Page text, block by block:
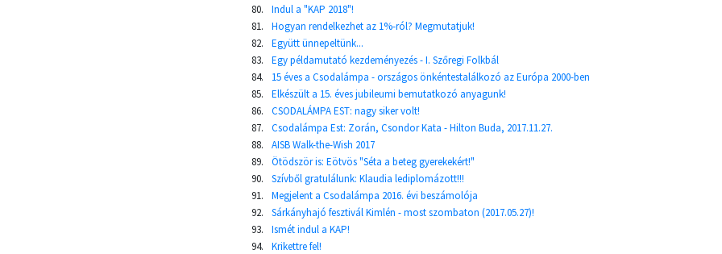
80.
Indul a "KAP 2018"!
81.
Hogyan rendelkezhet az 1%-ról? Megmutatjuk!
82.
Együtt ünnepeltünk...
83.
Egy példamutató kezdeményezés - I. Szőregi Folkbál
84.
15 éves a Csodalámpa - országos önkéntestalálkozó az Európa 2000-ben
85.
Elkészült a 15. éves jubileumi bemutatkozó anyagunk!
86.
CSODALÁMPA EST: nagy siker volt!
87.
Csodalámpa Est: Zorán, Csondor Kata - Hilton Buda, 2017.11.27.
88.
AISB Walk-the-Wish 2017
89.
Ötödször is: Eötvös "Séta a beteg gyerekekért!"
90.
Szívből gratulálunk: Klaudia lediplomázott!!!
91.
Megjelent a Csodalámpa 2016. évi beszámolója
92.
Sárkányhajó fesztivál Kimlén - most szombaton (2017.05.27)!
93.
Ismét indul a KAP!
94.
Krikettre fel!